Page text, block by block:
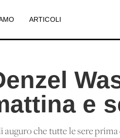
ARTICOLI
e
auguro che tutte le sere